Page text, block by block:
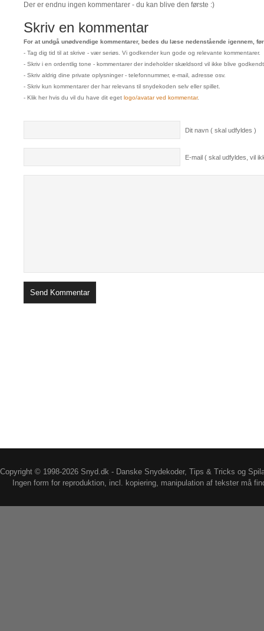
Der er endnu ingen kommentarer - du kan blive den første :)
Skriv en kommentar
For at undgå unødvendige kommentarer, bedes du læse nedenstående igennem,
- Tag dig tid til at skrive - vær seriøs. Vi godkender kun gode og relevante kommentarer.
- Skriv i en ordentlig tone - kommentarer der indeholder skældsord vil ikke blive
- Skriv aldrig dine private oplysninger - telefonnummer, e-mail, adresse osv.
- Skriv kun kommentarer der har relevans til snydekoden selv eller spillet.
- Klik her hvis du vil du have dit eget logo/avatar ved kommentar.
Dit navn ( skal udfyldes )
E-mail ( skal udfyldes, vil
Copyright © 1998-2026 Snyd.dk - Danske Snydekoder, Tips & Tricks og
Ingen form for reproduktion, incl. kopiering, manipulation af tekster må